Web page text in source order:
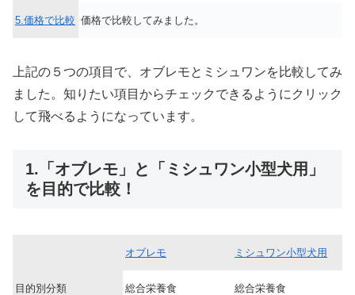
5.価格で比較 価格で比較してみました。
上記の５つの項目で、オブレモとミシュワンを比較してみ
ました。知りたい項目からチェックできるようにクリック
して飛べるようになっています。
1.「オブレモ」と「ミシュワン小型犬用」
を目的で比較！
オブレモ ミシュワン小型犬用
目的別分類 総合栄養食 総合栄養食